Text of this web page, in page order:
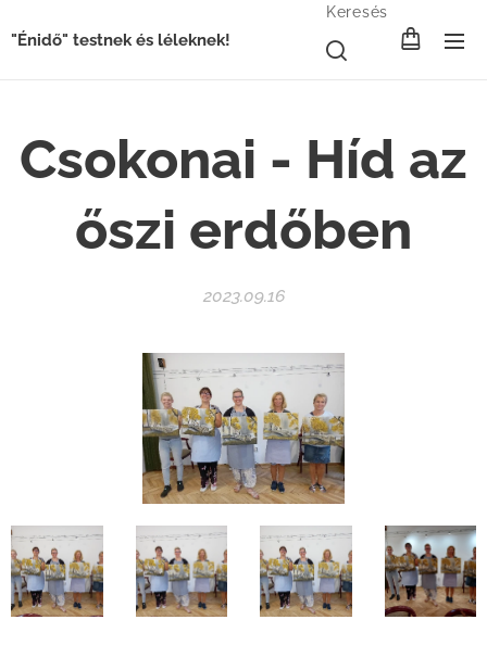
"Énidő" testnek és léleknek!
Keresés
Csokonai - Híd az
őszi erdőben
2023.09.16